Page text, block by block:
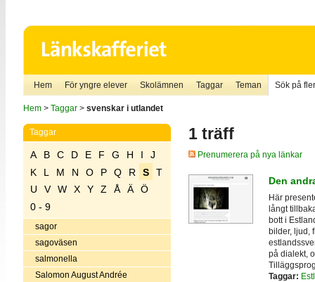
Hem För yngre elever Skolämnen Taggar Teman Sök på
Hem> Taggar> svenskar i utlandet
Taggar
A B C D E F G H I
J
K
L M N O P Q R S
T
U
V W X Y Z Å Ä
Ö
0 - 9
sagor
sagoväsen
salmonella
Salomon August Andrée
1 träff
Prenumerera på nya länkar
Den
Här
långt
bott i
bilder, ljud,
på dialekt,
Taggar: